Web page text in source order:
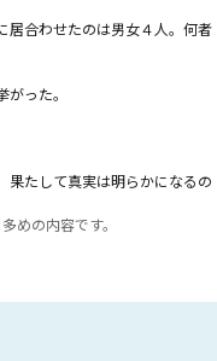
居合わせたのは男女４人。何者
った。
果たして真実は明らかになるの
めの内容です。